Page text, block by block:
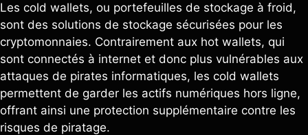
Les cold wallets, ou portefeuilles de stockage à froid,
sont des solutions de stockage sécurisées pour les
cryptomonnaies. Contrairement aux hot wallets, qui
sont connectés à internet et donc plus vulnérables aux
attaques de pirates informatiques, les cold wallets
permettent de garder les actifs numériques hors ligne,
offrant ainsi une protection supplémentaire contre les
risques de piratage.